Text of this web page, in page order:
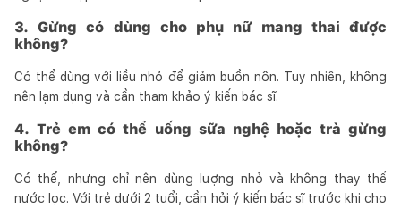
3. Gừng có dùng cho phụ nữ mang thai được
không?
Có thể dùng với liều nhỏ để giảm buồn nôn. Tuy nhiên, không
nên lạm dụng và cần tham khảo ý kiến bác sĩ.
4. Trẻ em có thể uống sữa nghệ hoặc trà gừng
không?
Có thể, nhưng chỉ nên dùng lượng nhỏ và không thay thế
nước lọc. Với trẻ dưới 2 tuổi, cần hỏi ý kiến bác sĩ trước khi cho